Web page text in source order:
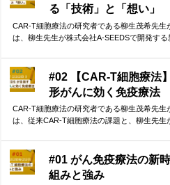
る「技術」と「想い」
CAR-T細胞療法の研究者である柳生茂希先
は、柳生先生が株式会社A-SEEDSで開発す
#02 【CAR-T細胞療法
形がんに効く免疫療法
CAR-T細胞療法の研究者である柳生茂希先
は、従来CAR-T細胞療法の課題と、柳生先生
#01 がん免疫療法の新
組みと強み